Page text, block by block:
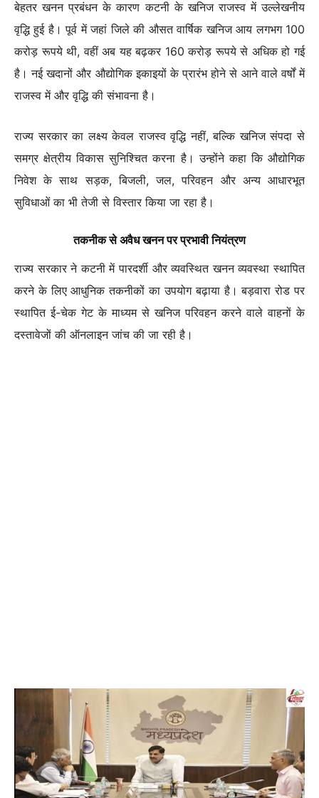
बेहतर खनन प्रबंधन के कारण कटनी के खनिज राजस्व में उल्लेखनीय
वृद्धि हुई है। पूर्व में जहां जिले की औसत वार्षिक खनिज आय लगभग 100
करोड़ रूपये थी, वहीं अब यह बढ़कर 160 करोड़ रूपये से अधिक हो गई
है। नई खदानों और औद्योगिक इकाइयों के प्रारंभ होने से आने वाले वर्षों में
राजस्व में और वृद्धि की संभावना है।
राज्य सरकार का लक्ष्य केवल राजस्व वृद्धि नहीं, बल्कि खनिज संपदा से
समग्र क्षेत्रीय विकास सुनिश्चित करना है। उन्होंने कहा कि औद्योगिक
निवेश के साथ सड़क, बिजली, जल, परिवहन और अन्य आधारभूत
सुविधाओं का भी तेजी से विस्तार किया जा रहा है।
तकनीक से अवैध खनन पर प्रभावी नियंत्रण
राज्य सरकार ने कटनी में पारदर्शी और व्यवस्थित खनन व्यवस्था स्थापित
करने के लिए आधुनिक तकनीकों का उपयोग बढ़ाया है। बड़वारा रोड पर
स्थापित ई-चेक गेट के माध्यम से खनिज परिवहन करने वाले वाहनों के
दस्तावेजों की ऑनलाइन जांच की जा रही है।